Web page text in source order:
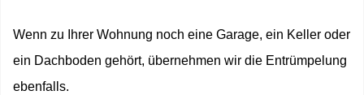
Wenn zu Ihrer Wohnung noch eine Garage, ein Keller oder
ein Dachboden gehört, übernehmen wir die Entrümpelung
ebenfalls.